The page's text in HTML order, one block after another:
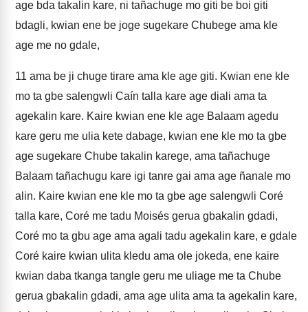
age bda takalin kare, ni tañachuge mo giti be boi giti
bdagli, kwian ene be joge sugekare Chubege ama kle
age me no gdale,
11 ama be ji chuge tirare ama kle age giti. Kwian ene kle
mo ta gbe salengwli Caín talla kare age diali ama ta
agekalin kare. Kaire kwian ene kle age Balaam agedu
kare geru me ulia kete dabage, kwian ene kle mo ta gbe
age sugekare Chube takalin karege, ama tañachuge
Balaam tañachugu kare igi tanre gai ama age ñanale mo
alin. Kaire kwian ene kle mo ta gbe age salengwli Coré
talla kare, Coré me tadu Moisés gerua gbakalin gdadi,
Coré mo ta gbu age ama agali tadu agekalin kare, e gdale
Coré kaire kwian ulita kledu ama ole jokeda, ene kaire
kwian daba tkanga tangle geru me uliage me ta Chube
gerua gbakalin gdadi, ama age ulita ama ta agekalin kare,